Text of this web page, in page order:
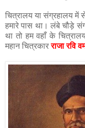
चित्रालय या संग्रहालय में
हमारे पास था। लंबे चौड़े
था तो हम वहाँ के
महान चित्रकारराजा रवि